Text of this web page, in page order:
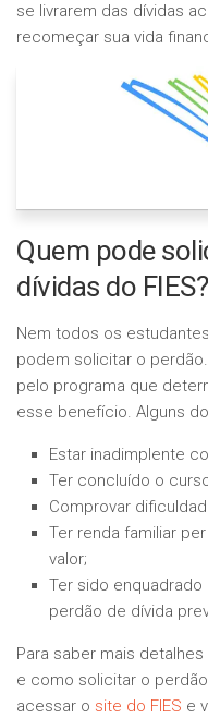
se livrarem das dívidas
recomeçar sua vida
Quem pode
dívidas do FIES?
Nem todos os
podem solicitar o
pelo programa que
esse benefício. Alguns
Estar inadimplente
Ter concluído o
Comprovar
Ter renda familiar
valor;
Ter sido
perdão de dívida
Para saber mais
e como solicitar o
acessar o site do FIES e